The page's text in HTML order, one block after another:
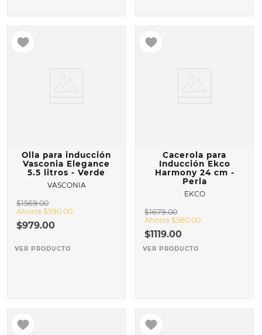
Olla para inducción
Vasconia Elegance
5.5 litros - Verde
VASCONIA
$1569.00
Ahorra $590.00
$979.00
VER PRODUCTO
Cacerola para
Inducción Ekco
Harmony 24 cm -
Perla
EKCO
$1679.00
Ahorra $560.00
$1119.00
VER PRODUCTO